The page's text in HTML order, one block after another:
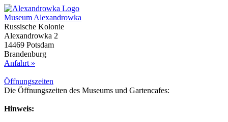
Museum Alexandrowka
Russische Kolonie
Alexandrowka 2
14469 Potsdam
Brandenburg
Anfahrt »
Öffnungs­zeiten
Die Öffnungszeiten des Museums und Gartencafes:
Hinweis: